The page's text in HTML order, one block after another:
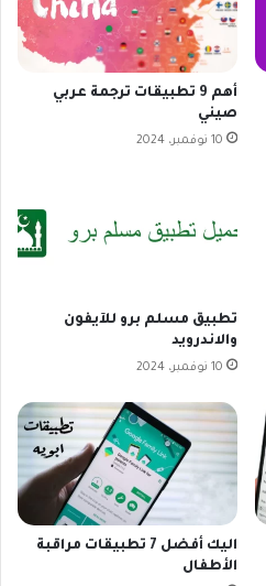
أهم 9 تطبيقات ترجمة عربي
صيني
10 نوفمبر، 2024
تطبيق مسلم برو للآيفون
والاندرويد
10 نوفمبر، 2024
اليك أفضل 7 تطبيقات مراقبة
الأطفال